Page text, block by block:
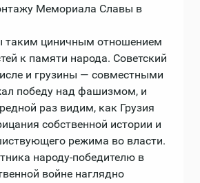
Мемориала Славы в
циничным отношением
к памяти народа. Советский
и грузины — совместными
победу над фашизмом, и
раз видим, как Грузия
собственной истории и
режима во власти.
народу-победителю в
войне наглядно